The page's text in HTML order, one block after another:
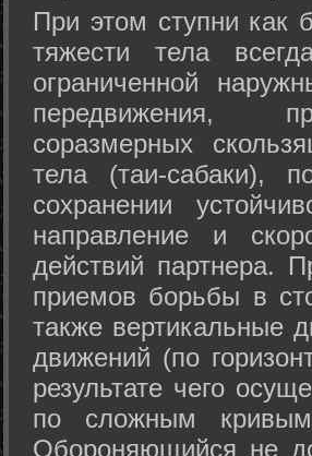
При этом ступни как
тяжести тела
ограниченной
передвижения,
соразмерных
тела (таи-сабаки),
сохранении
направление и
действий партнера.
приемов борьбы в
также вертикальные
движений (по
результате чего
по сложным
Обороняющийся не